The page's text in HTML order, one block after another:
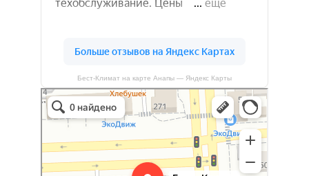
Бест-Климат на карте Анапы — Яндекс Карты
Бест-климат
Кондиционеры в Краснодаре